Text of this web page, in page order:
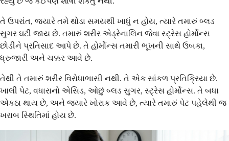
તે ઉપરાંત, જ્યારે તમે થોડા સમયથી ખાધું ન હોય, ત્યારે તમારું બ્લડ
સુગર ઘટી જાય છે. તમારું શરીર એડ્રેનાલિન જેવા સ્ટ્રેસ હોર્મોન્સ
છોડીને પ્રતિસાદ આપે છે. તે હોર્મોન્સ તમારી ભૂખની સાથે ઉબકા,
ધ્રુજારી અને ચક્કર આવે છે.
તેથી તે તમારું શરીર વિરોધાભાસી નથી. તે એક સાંકળ પ્રતિક્રિયા છે.
ખાલી પેટ, વધારાનો એસિડ, ઓછું બ્લડ સુગર, સ્ટ્રેસ હોર્મોન્સ. તે બધા
એકઠા થાય છે, અને જ્યારે ખોરાક આવે છે, ત્યારે તમારું પેટ પહેલેથી જ
ખરાબ સ્થિતિમાં હોય છે.